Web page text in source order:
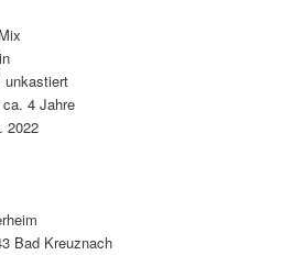
unkastiert
4 Jahre
2022
Bad Kreuznach